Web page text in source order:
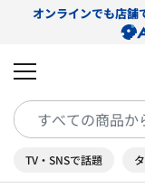
オンラインでも店舗
TV・SNSで話題